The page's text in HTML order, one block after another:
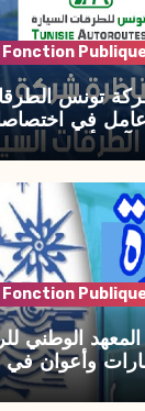
تونس
لانتداب 200 عامل في
آخر أجل : 21 جويلية 2026
الوطني
وأعوان
27 جويلية 2026